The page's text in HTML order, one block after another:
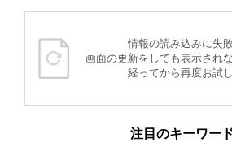
情報の読み込みに失
画面の更新をしても表示され
経ってから再度お試
注目のキーワー